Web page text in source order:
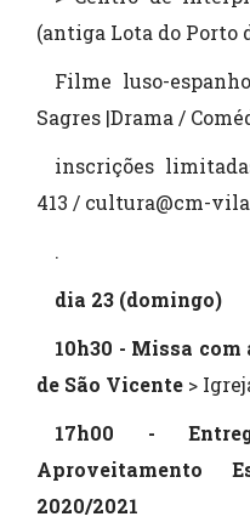
(antiga Lota do Porto
Filme luso-
Sagres |Drama /
inscrições
413 / cultura@cm-
.
dia 23 (domingo)
10h30 - Missa com
de São Vicente >
17h00 -
Aproveitamento
2020/2021